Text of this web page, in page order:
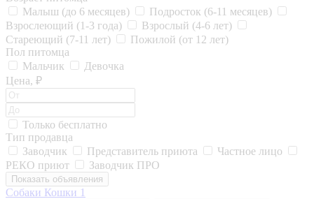
Малыш (до 6 месяцев)
Подросток (6-11 месяцев)
Взрослеющий (1-3 года)
Взрослый (4-6 лет)
Стареющий (7-11 лет)
Пожилой (от 12 лет)
Пол питомца
Мальчик
Девочка
Цена, ₽
Только бесплатно
Тип продавца
Заводчик
Представитель приюта
Частное лицо
РЕКО приют
Заводчик ПРО
Показать объявления
Собаки Кошки 1